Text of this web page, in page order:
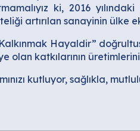
ki, 2016
artırılan sanayinin ülke
Hayaldir”
olan katkılarının
kutluyor, sağlıkla,